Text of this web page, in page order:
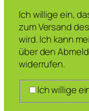
Ich willige ein,
zum Versand
wird. Ich kann
über den
widerrufen.
Ich willige